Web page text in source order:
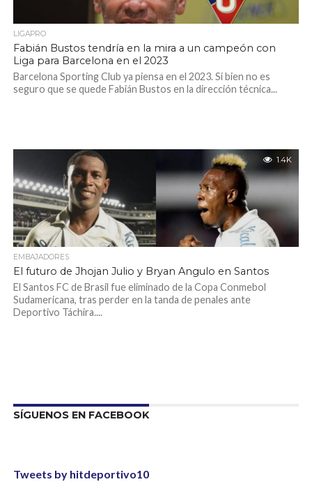
LIGAPRO
Fabián Bustos tendría en la mira a un campeón con
Liga para Barcelona en el 2023
Barcelona Sporting Club ya piensa en el 2023. Si bien no es
seguro que se quede Fabián Bustos en la dirección técnica...
1.4K
EMBAJADORES
El futuro de Jhojan Julio y Bryan Angulo en Santos
El Santos FC de Brasil fue eliminado de la Copa Conmebol
Sudamericana, tras perder en la tanda de penales ante
Deportivo Táchira....
SÍGUENOS EN FACEBOOK
Tweets by hitdeportivo10